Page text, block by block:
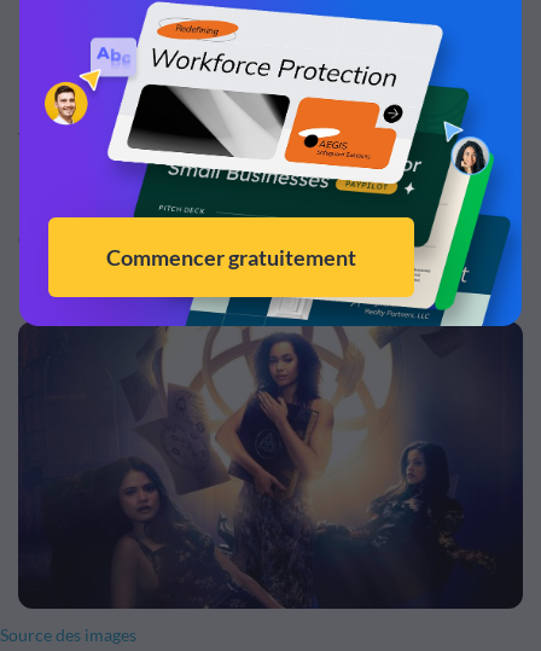
Immaculate Heart of Mary à Wilmington, Delaware.
La triquetra est également vu dans l'émission de
télévision américaine "Charmed".
Bien que la série parle de trois sorcières combattant des
démons et des sorciers, aucune signification religieuse de
la triquetra n'était implicite.
Source des images